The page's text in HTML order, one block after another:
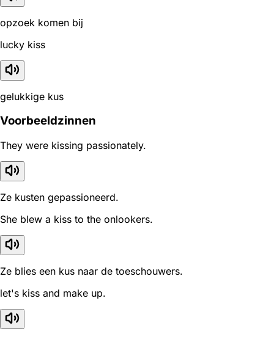
opzoek komen bij
lucky kiss
gelukkige kus
Voorbeeldzinnen
They were kissing passionately.
Ze kusten gepassioneerd.
She blew a kiss to the onlookers.
Ze blies een kus naar de toeschouwers.
let's kiss and make up.